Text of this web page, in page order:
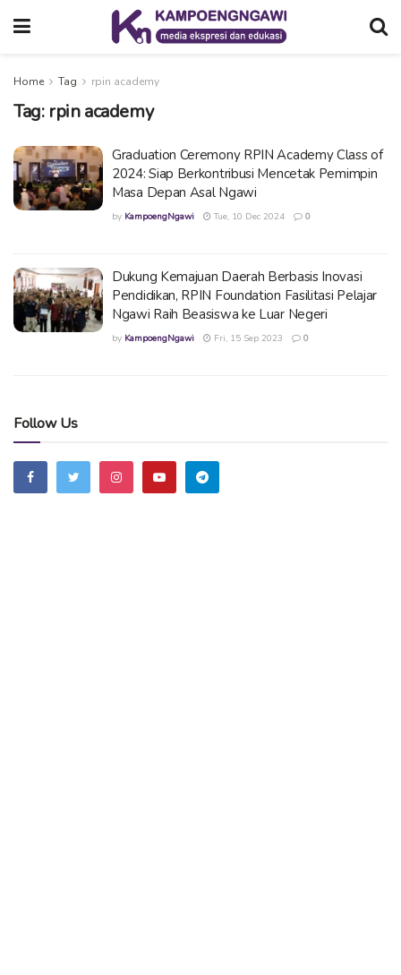
Home Tag rpin academy
Tag: rpin academy
Graduation Ceremony RPIN Academy Class of
2024: Siap Berkontribusi Mencetak Pemimpin
Masa Depan Asal Ngawi
by KampoengNgawi Tue, 10 Dec 2024 0
Dukung Kemajuan Daerah Berbasis Inovasi
Pendidikan, RPIN Foundation Fasilitasi Pelajar
Ngawi Raih Beasiswa ke Luar Negeri
by KampoengNgawi Fri, 15 Sep 2023 0
Follow Us